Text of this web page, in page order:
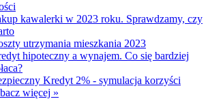
kawalerki w 2023 roku. Sprawdzamy, czy
utrzymania mieszkania 2023
hipoteczny a wynajem. Co się bardziej
Kredyt 2% - symulacja korzyści
więcej »